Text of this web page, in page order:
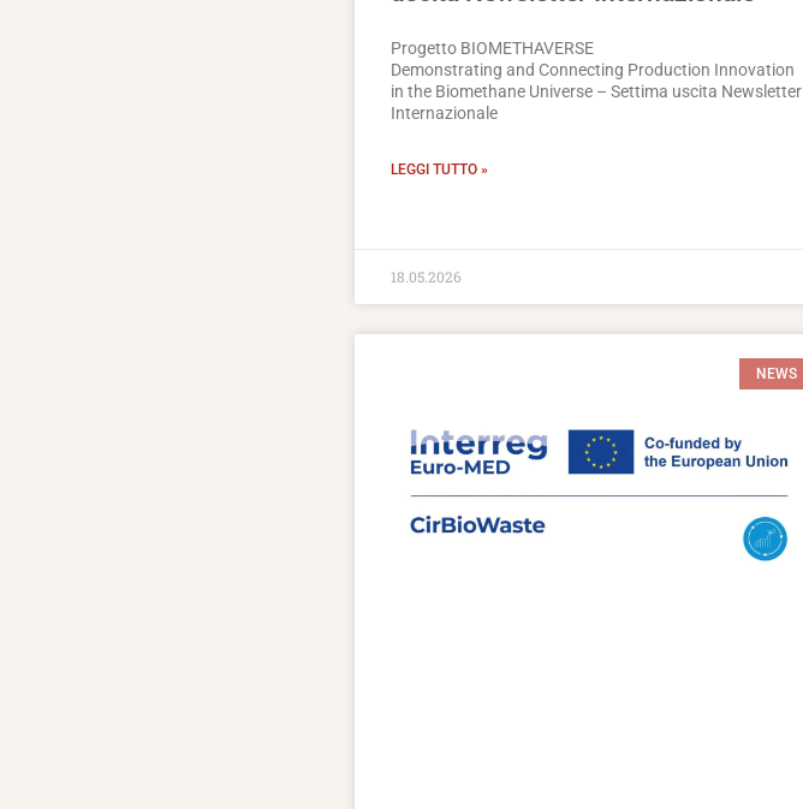
Progetto BIOMETHAVERSE
Demonstrating and Connecting Production Innovation
in the Biomethane Universe – Settima uscita Newsletter
Internazionale
LEGGI TUTTO »
18.05.2026
NEWS